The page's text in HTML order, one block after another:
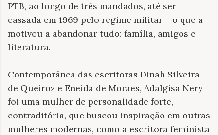
PTB, ao longo de três mandados, até ser
cassada em 1969 pelo regime militar – o que a
motivou a abandonar tudo: família, amigos e
literatura.
Contemporânea das escritoras Dinah Silveira
de Queiroz e Eneida de Moraes, Adalgisa Nery
foi uma mulher de personalidade forte,
contraditória, que buscou inspiração em outras
mulheres modernas, como a escritora feminista